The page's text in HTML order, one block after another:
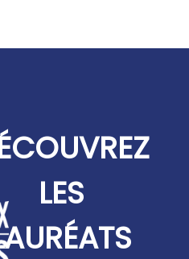
LES